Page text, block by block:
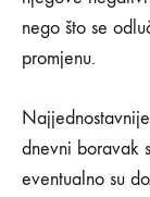
nego što se
promjenu.
dnevni boravak
eventualno su